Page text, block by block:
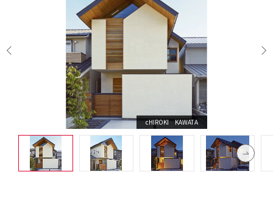
cHIROKI KAWATA